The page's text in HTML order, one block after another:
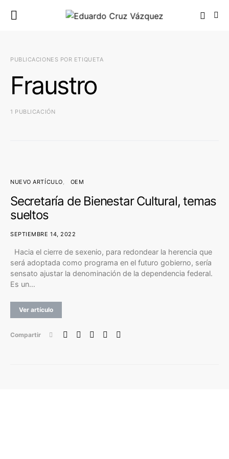
PUBLICACIONES POR ETIQUETA
Fraustro
1 PUBLICACIÓN
NUEVO ARTÍCULO OEM
Secretaría de Bienestar Cultural, temas
sueltos
SEPTIEMBRE 14, 2022
Hacia el cierre de sexenio, para redondear la herencia que
será adoptada como programa en el futuro gobierno, sería
sensato ajustar la denominación de la dependencia federal.
Es un…
Ver artículo
Compartir